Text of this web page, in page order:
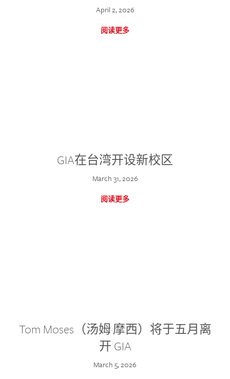
April 2, 2026
阅读更多
GIA在台湾开设新校区
March 31, 2026
阅读更多
Tom Moses（汤姆·摩西）将于五月离
开 GIA
March 5, 2026